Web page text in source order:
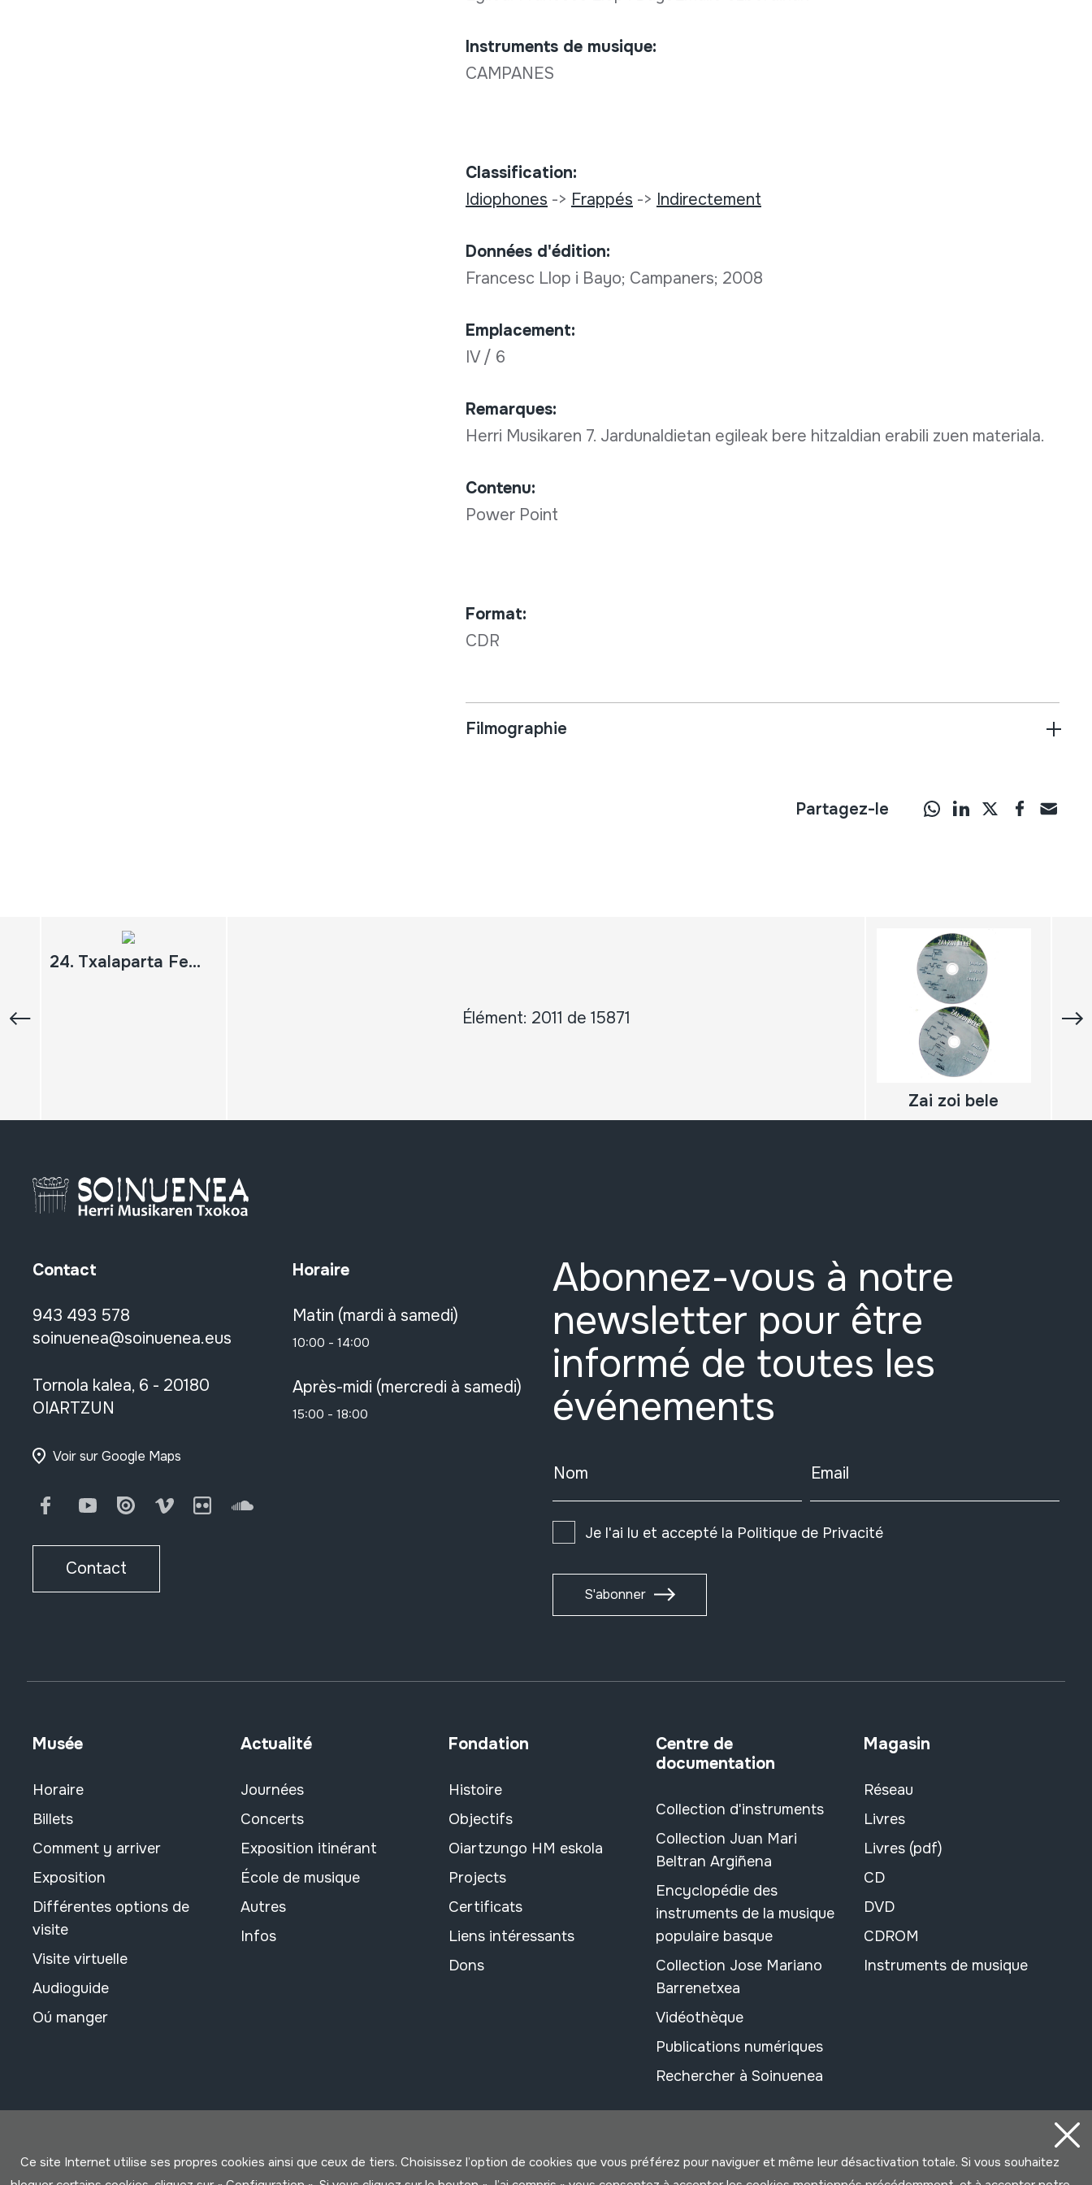
Instruments de musique:
CAMPANES
Classification:
Idiophones -> Frappés -> Indirectement
Données d'édition:
Francesc Llop i Bayo; Campaners; 2008
Emplacement:
IV / 6
Remarques:
Herri Musikaren 7. Jardunaldietan egileak bere hitzaldian erabili zuen materiala.
Contenu:
Power Point
Format:
CDR
Filmographie
Partagez-le
Élément: 2011 de 15871
24. Txalaparta Festa Hernani. 2010
Zai zoi bele
Contact
943 493 578
soinuenea@soinuenea.eus
Tornola kalea, 6 - 20180
OIARTZUN
Voir sur Google Maps
FacebookYoutubeIssuu Vimeo FlickrSoundCloud
Contact
Horaire
Matin (mardi à samedi)
10:00 - 14:00
Après-midi (mercredi à samedi)
15:00 - 18:00
Abonnez-vous à notre
newsletter pour être
informé de toutes les
événements
Nom Email
Je l'ai lu et accepté la Politique de Privacité
S'abonner
Musée
Horaire
Billets
Comment y arriver
Exposition
Différentes options de
visite
Visite virtuelle
Audioguide
Oú manger
Actualité
Journées
Concerts
Exposition itinérant
École de musique
Autres
Infos
Fondation
Histoire
Objectifs
Oiartzungo HM eskola
Projects
Certificats
Liens intéressants
Dons
Centre de
documentation
Collection d'instruments
Collection Juan Mari
Beltran Argiñena
Encyclopédie des
instruments de la musique
populaire basque
Collection Jose Mariano
Barrenetxea
Vidéothèque
Publications numériques
Rechercher à Soinuenea
Magasin
Réseau
Livres
Livres (pdf)
CD
DVD
CDROM
Instruments de musique
Ce site Internet utilise ses propres cookies ainsi que ceux de tiers. Choisissez l’option de cookies que vous préférez pour naviguer et même leur désactivation totale. Si vous souhaitez